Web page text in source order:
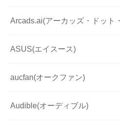
Arcads.ai(アーカッズ・ドット
ASUS(エイスース)
aucfan(オークファン)
Audible(オーディブル)